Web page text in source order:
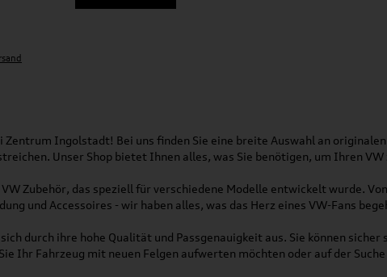
Zentrum Ingolstadt! Bei uns finden Sie eine breite Auswahl an
Unser Shop bietet Ihnen alles, was Sie benötigen, um Ihren
Zubehör, das speziell für verschiedene Modelle entwickelt wurde.
und Accessoires - wir haben alles, was das Herz eines VW-Fans
durch ihre hohe Qualität und Passgenauigkeit aus. Sie können
Ihr Fahrzeug mit neuen Felgen aufwerten möchten oder auf der